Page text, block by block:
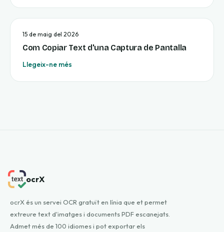
15 de maig del 2026
Com Copiar Text d'una Captura de Pantalla
Llegeix-ne més
ocrX
ocrX és un servei OCR gratuït en línia que et permet
extreure text d'imatges i documents PDF escanejats.
Admet més de 100 idiomes i pot exportar els